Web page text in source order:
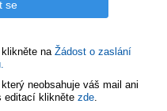
na Žádost o zaslání
neobsahuje váš mail ani
editací klikněte zde.